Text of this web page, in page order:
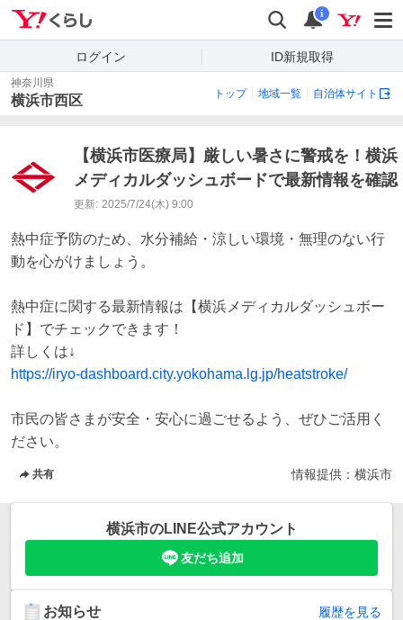
検索 通知
i
ログイン ID新規取得
神奈川県
横浜市西区 トップ 地域一覧 自治体サイト
【横浜市医療局】厳しい暑さに警戒を！横浜
メディカルダッシュボードで最新情報を確認
更新: 2025/7/24(木) 9:00
熱中症予防のため、水分補給・涼しい環境・無理のない行
動を心がけましょう。
熱中症に関する最新情報は【横浜メディカルダッシュボー
ド】でチェックできます！
https://iryo-dashboard.city.yokohama.lg.jp/heatstroke/
市民の皆さまが安全・安心に過ごせるよう、ぜひご活用く
共有 情報提供： 横浜市
横浜市のLINE公式アカウント
友だち追加
お知らせ 履歴を見る